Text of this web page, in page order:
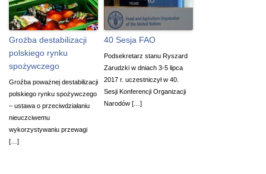
Groźba destabilizacji
polskiego rynku
spożywczego
Groźba poważnej destabilizacji
polskiego rynku spożywczego
– ustawa o przeciwdziałaniu
nieuczciwemu
wykorzystywaniu przewagi
[…]
40 Sesja FAO
Podsekretarz stanu Ryszard
Zarudzki w dniach 3-5 lipca
2017 r. uczestniczył w 40.
Sesji Konferencji Organizacji
Narodów […]